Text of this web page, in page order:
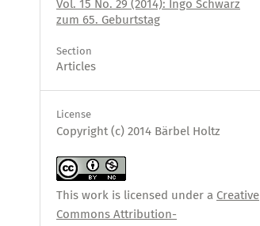
Vol. 15 No. 29 (2014): Ingo Schwarz
zum 65. Geburtstag
Section
Articles
License
Copyright (c) 2014 Bärbel Holtz
This work is licensed under a Creative
Commons Attribution-